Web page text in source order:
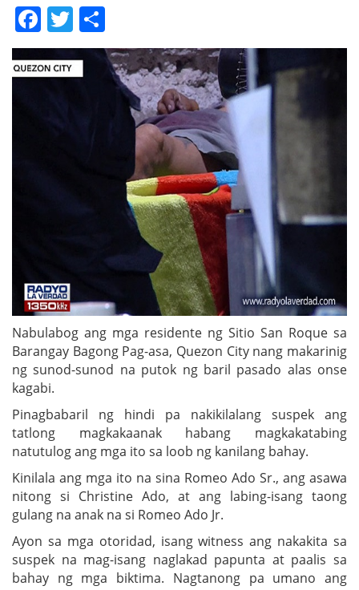
Facebook
Twitter
Nabulabog ang mga residente ng Sitio San Roque sa
Barangay Bagong Pag-asa, Quezon City nang makarinig
ng sunod-sunod na putok ng baril pasado alas onse
kagabi.
Pinagbabaril ng hindi pa nakikilalang suspek ang
tatlong magkakaanak habang magkakatabing
natutulog ang mga ito sa loob ng kanilang bahay.
Kinilala ang mga ito na sina Romeo Ado Sr., ang asawa
nitong si Christine Ado, at ang labing-isang taong
gulang na anak na si Romeo Ado Jr.
Ayon sa mga otoridad, isang witness ang nakakita sa
suspek na mag-isang naglakad papunta at paalis sa
bahay ng mga biktima. Nagtanong pa umano ang